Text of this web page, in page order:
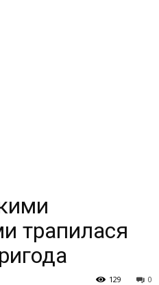
трапилася
0
129